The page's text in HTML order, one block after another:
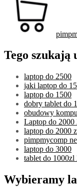
Tego szukają
laptop do 2500
jaki laptop do
laptop do 1500
dobry tablet do
obudowy
Laptop do 2000
laptop do 2000
pimpmycomp
laptop do 3000
tablet do 1000zl
Wybieramy